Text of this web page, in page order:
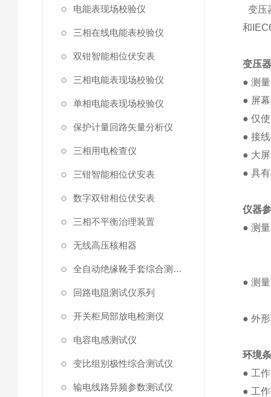
电能表现场校验仪
三相在线电能表校验仪
双钳智能相位伏安表
三相电能表现场校验仪
单相电能表现场校验仪
保护计量回路矢量分析仪
三相用电检查仪
三钳智能相位伏安表
数字双钳相位伏安表
三相不平衡治理装置
无线高压核相器
全自动绝缘靴手套综合测试仪
回路电阻测试仪系列
开关柜局部放电检测仪
电容电感测试仪
变比组别极性综合测试仪
输电线路异频参数测试仪
变压
和
变压
● 测
● 屏
● 仅
● 接
● 大
● 具
仪器
● 测
● 测
● 外
环境
● 工
● 工